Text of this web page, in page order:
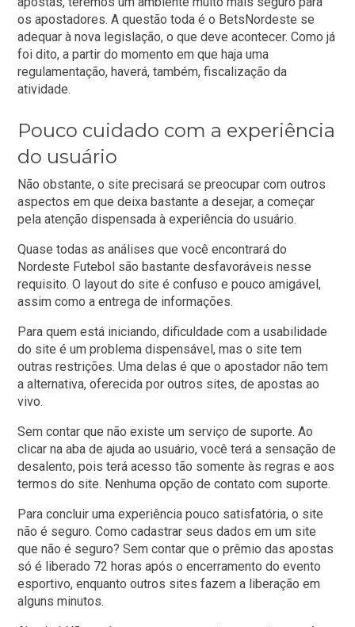
os apostadores. A questão toda é o BetsNordeste se
adequar à nova legislação, o que deve acontecer. Como já
foi dito, a partir do momento em que haja uma
regulamentação, haverá, também, fiscalização da
atividade.
Pouco cuidado com a experiência
do usuário
Não obstante, o site precisará se preocupar com outros
aspectos em que deixa bastante a desejar, a começar
pela atenção dispensada à experiência do usuário.
Quase todas as análises que você encontrará do
Nordeste Futebol são bastante desfavoráveis nesse
requisito. O layout do site é confuso e pouco amigável,
assim como a entrega de informações.
Para quem está iniciando, dificuldade com a usabilidade
do site é um problema dispensável, mas o site tem
outras restrições. Uma delas é que o apostador não tem
a alternativa, oferecida por outros sites, de apostas ao
vivo.
Sem contar que não existe um serviço de suporte. Ao
clicar na aba de ajuda ao usuário, você terá a sensação de
desalento, pois terá acesso tão somente às regras e aos
termos do site. Nenhuma opção de contato com suporte.
Para concluir uma experiência pouco satisfatória, o site
não é seguro. Como cadastrar seus dados em um site
que não é seguro? Sem contar que o prêmio das apostas
só é liberado 72 horas após o encerramento do evento
esportivo, enquanto outros sites fazem a liberação em
alguns minutos.